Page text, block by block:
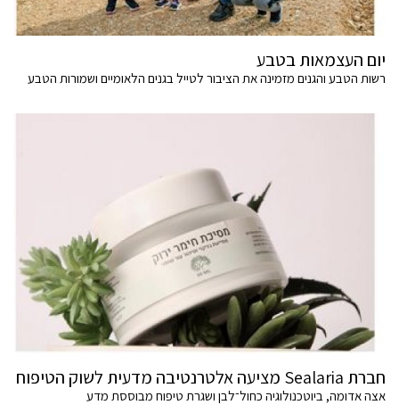
יום העצמאות בטבע
רשות הטבע והגנים מזמינה את הציבור לטייל בגנים הלאומיים ושמורות הטבע
חברת Sealaria מציעה אלטרנטיבה מדעית לשוק הטיפוח
אצה אדומה, ביוטכנולוגיה כחול־לבן ושגרת טיפוח מבוססת מדע